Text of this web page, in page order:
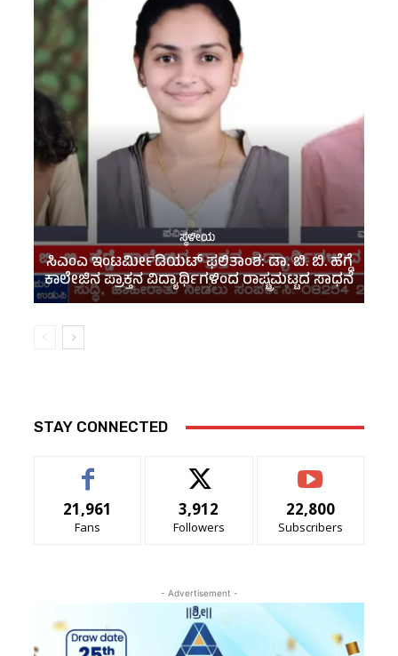
ಸ್ಥಳೀಯ
ಸಿ‌ಎಂಎ ಇಂಟರ್ಮೀಡಿಯಟ್ ಫಲಿತಾಂಶ: ಡಾ. ಬಿ. ಬಿ. ಹೆಗ್ಡೆ
ಕಾಲೇಜಿನ ಪ್ರಾಕ್ತನ ವಿದ್ಯಾರ್ಥಿಗಳಿಂದ ರಾಷ್ಟ್ರಮಟ್ಟದ ಸಾಧನೆ
STAY CONNECTED
21,961
Fans
3,912
Followers
22,800
Subscribers
- Advertisement -